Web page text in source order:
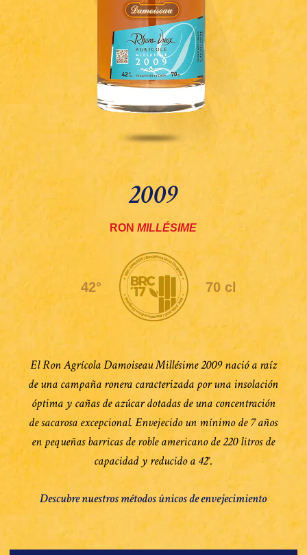
2009
RONMILLÉSIME
42° 70 cl
El Ron Agrícola Damoiseau Millésime 2009 nació a raíz
de una campaña ronera caracterizada por una insolación
óptima y cañas de azúcar dotadas de una concentración
de sacarosa excepcional. Envejecido un mínimo de 7 años
en pequeñas barricas de roble americano de 220 litros de
capacidad y reducido a 42°.
Descubre nuestros métodos únicos de envejecimiento